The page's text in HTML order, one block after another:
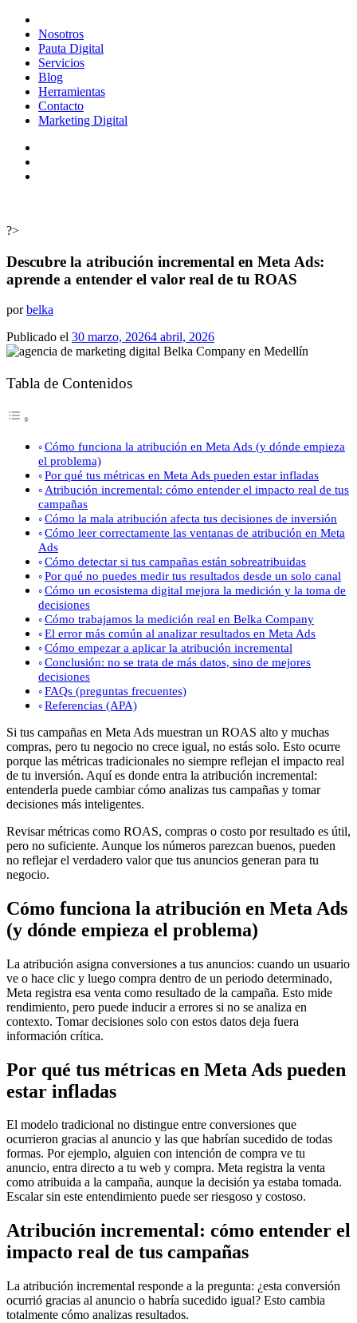
Skip
content
Nosotros
Pauta Digital
Servicios
Blog
Herramientas
Contacto
Marketing Digital
?>
Descubre la atribución incremental en Meta Ads:
aprende a entender el valor real de tu ROAS
porbelka
Publicado el 30 marzo, 20264 abril, 2026
Tabla de Contenidos
Cómo funciona la atribución en Meta Ads (y dónde empieza
el problema)
Por qué tus métricas en Meta Ads pueden estar infladas
Atribución incremental: cómo entender el impacto real de tus
campañas
Cómo la mala atribución afecta tus decisiones de inversión
Cómo leer correctamente las ventanas de atribución en Meta
Ads
Cómo detectar si tus campañas están sobreatribuidas
Por qué no puedes medir tus resultados desde un solo canal
Cómo un ecosistema digital mejora la medición y la toma de
decisiones
Cómo trabajamos la medición real en Belka Company
El error más común al analizar resultados en Meta Ads
Cómo empezar a aplicar la atribución incremental
Conclusión: no se trata de más datos, sino de mejores
decisiones
FAQs (preguntas frecuentes)
Referencias (APA)
Si tus campañas en Meta Ads muestran un ROAS alto y muchas
compras, pero tu negocio no crece igual, no estás solo. Esto ocurre
porque las métricas tradicionales no siempre reflejan el impacto real
de tu inversión. Aquí es donde entra la atribución incremental:
entenderla puede cambiar cómo analizas tus campañas y tomar
decisiones más inteligentes.
Revisar métricas como ROAS, compras o costo por resultado es útil,
pero no suficiente. Aunque los números parezcan buenos, pueden
no reflejar el verdadero valor que tus anuncios generan para tu
negocio.
Cómo funciona la atribución en Meta Ads
(y dónde empieza el problema)
La atribución asigna conversiones a tus anuncios: cuando un usuario
ve o hace clic y luego compra dentro de un periodo determinado,
Meta registra esa venta como resultado de la campaña. Esto mide
rendimiento, pero puede inducir a errores si no se analiza en
contexto. Tomar decisiones solo con estos datos deja fuera
información crítica.
Por qué tus métricas en Meta Ads pueden
estar infladas
El modelo tradicional no distingue entre conversiones que
ocurrieron gracias al anuncio y las que habrían sucedido de todas
formas. Por ejemplo, alguien con intención de compra ve tu
anuncio, entra directo a tu web y compra. Meta registra la venta
como atribuida a la campaña, aunque la decisión ya estaba tomada.
Escalar sin este entendimiento puede ser riesgoso y costoso.
Atribución incremental: cómo entender el
impacto real de tus campañas
La atribución incremental responde a la pregunta: ¿esta conversión
ocurrió gracias al anuncio o habría sucedido igual? Esto cambia
totalmente cómo analizas resultados.